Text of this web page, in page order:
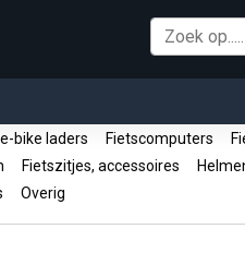
e-bike laders Fietscomputers
Fietszitjes, accessoires
Overig